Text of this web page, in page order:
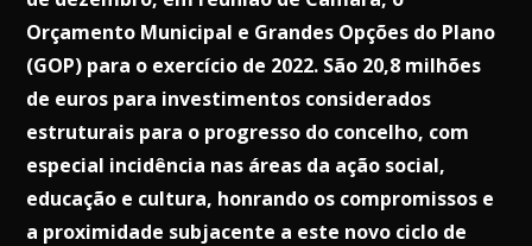
Orçamento Municipal e Grandes Opções do Plano
(GOP) para o exercício de 2022. São 20,8 milhões
de euros para investimentos considerados
estruturais para o progresso do concelho, com
especial incidência nas áreas da ação social,
educação e cultura, honrando os compromissos e
a proximidade subjacente a este novo ciclo de